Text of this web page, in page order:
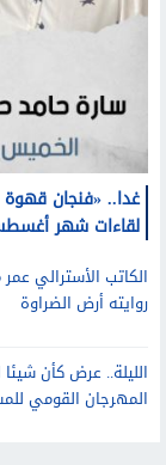
غدا.. «فنجان
لقاءات شهر أغسطس
الكاتب الأسترالي
روايته أرض الضراوة
الليلة.. عرض كأن
المهرجان القومي